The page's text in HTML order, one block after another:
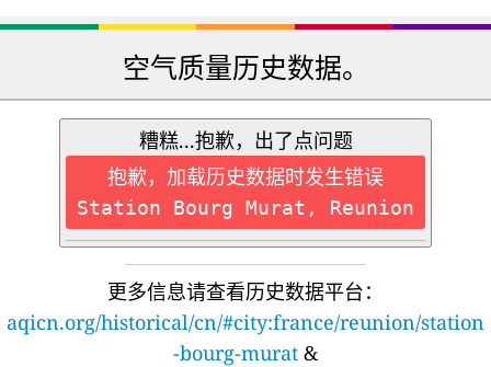
空气质量历史数据。
糟糕...抱歉，出了点问题
抱歉，加载历史数据时发生错误
Station Bourg Murat, Reunion
更多信息请查看历史数据平台：
aqicn.org/historical/cn/#city:france/reunion/station
-bourg-murat &